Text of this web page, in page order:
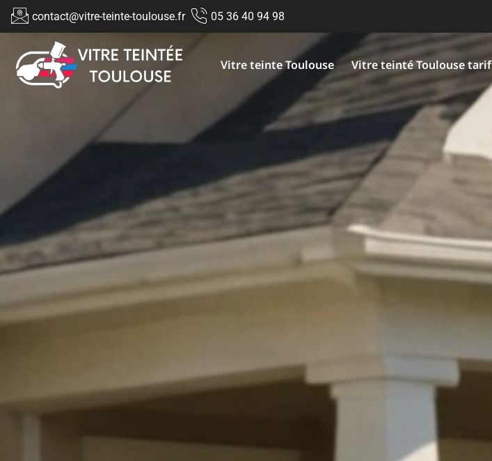
contact@vitre-teinte-toulouse.fr 05 36 40 94 98
Vitre teinte Toulouse Vitre teinté Toulouse tarif